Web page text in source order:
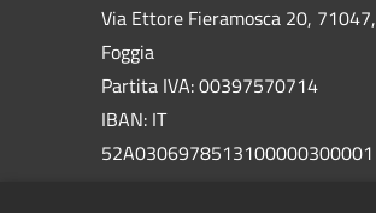
Via Ettore Fieramosca 20, 71047,
Foggia
Partita IVA: 00397570714
IBAN: IT
52A0306978513100000300001